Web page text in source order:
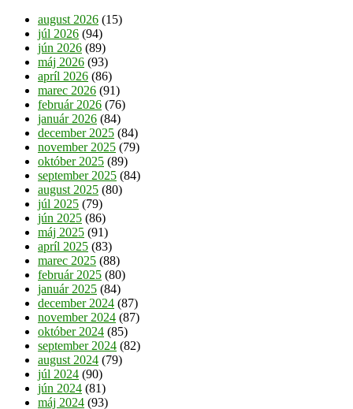
august 2026 (15)
júl 2026 (94)
jún 2026 (89)
máj 2026 (93)
apríl 2026 (86)
marec 2026 (91)
február 2026 (76)
január 2026 (84)
december 2025 (84)
november 2025 (79)
október 2025 (89)
september 2025 (84)
august 2025 (80)
júl 2025 (79)
jún 2025 (86)
máj 2025 (91)
apríl 2025 (83)
marec 2025 (88)
február 2025 (80)
január 2025 (84)
december 2024 (87)
november 2024 (87)
október 2024 (85)
september 2024 (82)
august 2024 (79)
júl 2024 (90)
jún 2024 (81)
máj 2024 (93)